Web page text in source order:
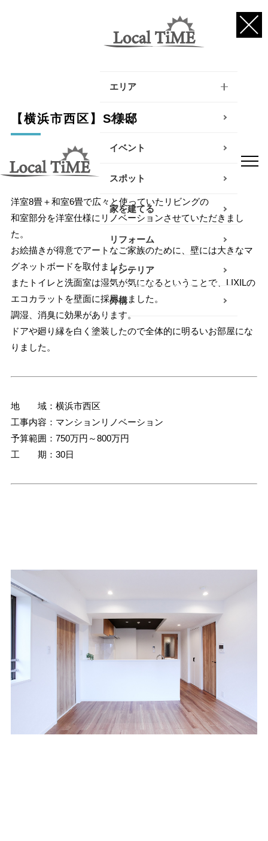
エリア
逗子・葉山・三浦エリア
鎌倉・大船エリア
ア
茅ヶ崎・寒川エリア
平塚エリア
大磯・二宮エリア
小田原エリア
ア
その他
グルメ
イベント
スポット
家を建てる
リフォーム
インテリア
外構
【横浜市西区】S様邸
洋室8畳＋和室6畳で広々と使っていたリビングの
和室部分を洋室仕様にリノベーションさせていただきまし
た。
お絵描きが得意でアートなご家族のために、壁には大きなマ
グネットボードを取付ました。
またトイレと洗面室は湿気が気になるということで、LIXILの
エコカラットを壁面に採用しました。
調湿、消臭に効果があります。
ドアや廻り縁を白く塗装したので全体的に明るいお部屋にな
りました。
地 域：横浜市西区
工事内容：マンションリノベーション
予算範囲：750万円～800万円
工 期：30日